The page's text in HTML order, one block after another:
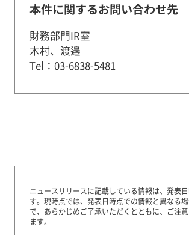
本件に関するお問い合わせ先
財務部門IR室
木村、渡邉
Tel：03-6838-5481
ニュースリリースに記載している情報は、発表
す。 現時点では、発表日時点での情報と異なる
で、あらかじめご了承いただくとともに、ご注
ます。